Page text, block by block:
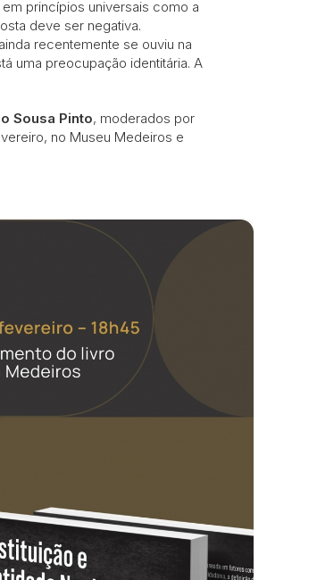
princípios universais como a
deve ser negativa.
recentemente se ouviu na
uma preocupação identitária. A
Sousa Pinto, moderados por
no Museu Medeiros e